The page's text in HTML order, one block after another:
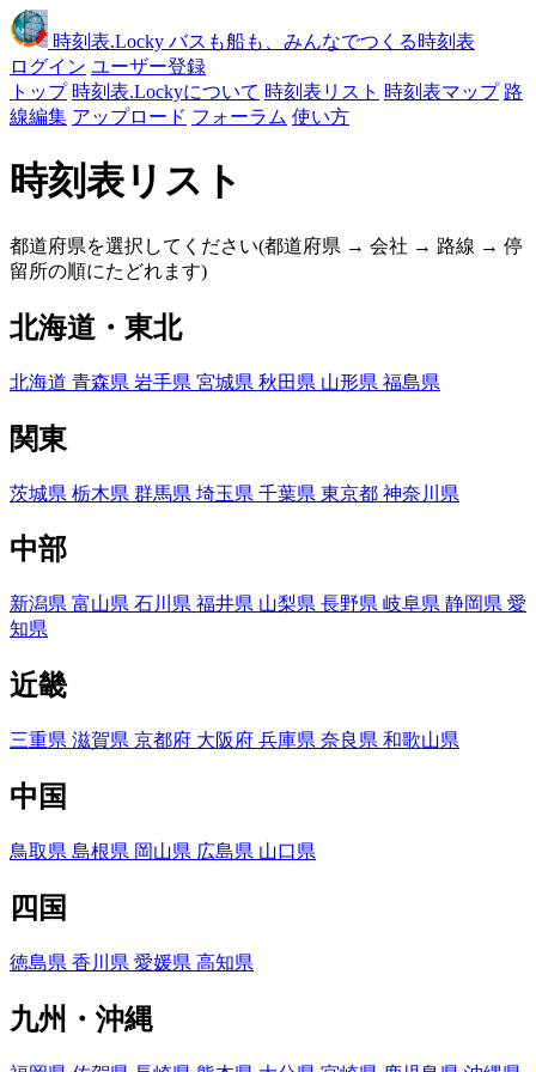
時刻表.Locky バスも船も、みんなでつくる時刻表
ログイン ユーザー登録
トップ 時刻表.Lockyについて 時刻表リスト 時刻表マップ 路
線編集 アップロード フォーラム 使い方
時刻表リスト
都道府県を選択してください(都道府県 → 会社 → 路線 → 停
留所の順にたどれます)
北海道・東北
北海道 青森県 岩手県 宮城県 秋田県 山形県 福島県
関東
茨城県 栃木県 群馬県 埼玉県 千葉県 東京都 神奈川県
中部
新潟県 富山県 石川県 福井県 山梨県 長野県 岐阜県 静岡県 愛
知県
近畿
三重県 滋賀県 京都府 大阪府 兵庫県 奈良県 和歌山県
中国
鳥取県 島根県 岡山県 広島県 山口県
四国
徳島県 香川県 愛媛県 高知県
九州・沖縄